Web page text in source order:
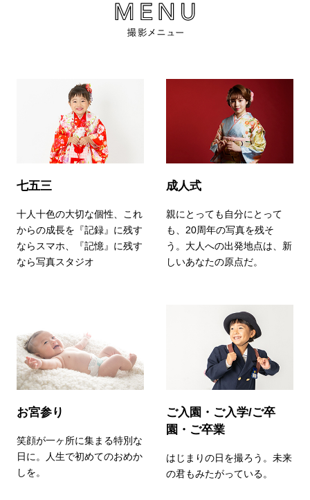
七五三
十人十色の大切な個性、これ
からの成長を『記録』に残す
ならスマホ、『記憶』に残す
なら写真スタジオ
成人式
親にとっても自分にとって
も、20周年の写真を残そ
う。大人への出発地点は、新
しいあなたの原点だ。
お宮参り
笑顔が一ヶ所に集まる特別な
日に。人生で初めてのおめか
しを。
ご入園・ご入学/ご卒
園・ご卒業
はじまりの日を撮ろう。未来
の君もみたがっている。